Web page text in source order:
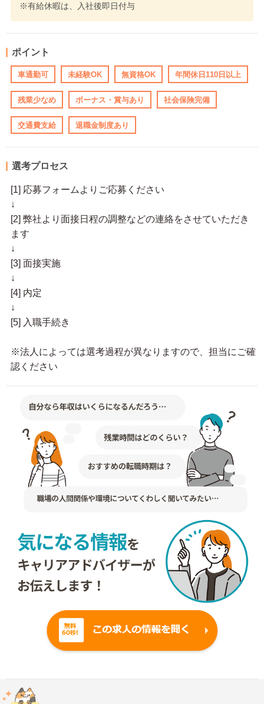
※有給休暇は、入社後即日付与
ポイント
車通勤可 未経験OK 無資格OK 年間休日110日以上
残業少なめ ボーナス・賞与あり 社会保険完備
交通費支給 退職金制度あり
選考プロセス
[1] 応募フォームよりご応募ください
↓
[2] 弊社より面接日程の調整などの連絡をさせていただき
ます
↓
[3] 面接実施
↓
[4] 内定
↓
[5] 入職手続き
※法人によっては選考過程が異なりますので、担当にご確
認ください